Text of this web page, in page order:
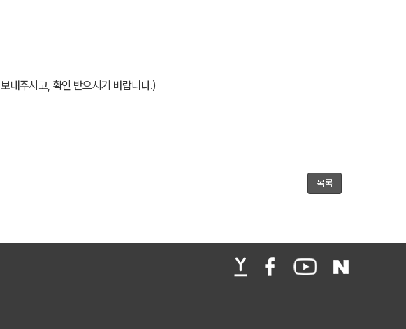
내주시고, 확인 받으시기 바랍니다.)
목록